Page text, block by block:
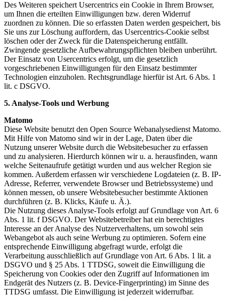
Des Weiteren speichert Usercentrics ein Cookie in Ihrem Browser,
um Ihnen die erteilten Einwilligungen bzw. deren Widerruf
zuordnen zu können. Die so erfassten Daten werden gespeichert, bis
Sie uns zur Löschung auffordern, das Usercentrics-Cookie selbst
löschen oder der Zweck für die Datenspeicherung entfällt.
Zwingende gesetzliche Aufbewahrungspflichten bleiben unberührt.
Der Einsatz von Usercentrics erfolgt, um die gesetzlich
vorgeschriebenen Einwilligungen für den Einsatz bestimmter
Technologien einzuholen. Rechtsgrundlage hierfür ist Art. 6 Abs. 1
lit. c DSGVO.
5. Analyse-Tools und Werbung
Matomo
Diese Website benutzt den Open Source Webanalysedienst Matomo.
Mit Hilfe von Matomo sind wir in der Lage, Daten über die
Nutzung unserer Website durch die Websitebesucher zu erfassen
und zu analysieren. Hierdurch können wir u. a. herausfinden, wann
welche Seitenaufrufe getätigt wurden und aus welcher Region sie
kommen. Außerdem erfassen wir verschiedene Logdateien (z. B. IP-
Adresse, Referrer, verwendete Browser und Betriebssysteme) und
können messen, ob unsere Websitebesucher bestimmte Aktionen
durchführen (z. B. Klicks, Käufe u. Ä.).
Die Nutzung dieses Analyse-Tools erfolgt auf Grundlage von Art. 6
Abs. 1 lit. f DSGVO. Der Websitebetreiber hat ein berechtigtes
Interesse an der Analyse des Nutzerverhaltens, um sowohl sein
Webangebot als auch seine Werbung zu optimieren. Sofern eine
entsprechende Einwilligung abgefragt wurde, erfolgt die
Verarbeitung ausschließlich auf Grundlage von Art. 6 Abs. 1 lit. a
DSGVO und § 25 Abs. 1 TTDSG, soweit die Einwilligung die
Speicherung von Cookies oder den Zugriff auf Informationen im
Endgerät des Nutzers (z. B. Device-Fingerprinting) im Sinne des
TTDSG umfasst. Die Einwilligung ist jederzeit widerrufbar.